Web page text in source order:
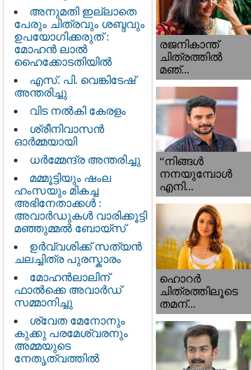
അനുമതി ഇല്ലാതെ
പേരും ചിത്രവും ശബ്ദവും
ഉപയോഗിക്കരുത് :
മോഹന്‍ ലാല്‍
ഹൈക്കോടതിയിൽ
എസ്. പി. വെങ്കിടേഷ്
അന്തരിച്ചു
വിട നല്‍കി കേരളം
ശ്രീനിവാസന്‍
ഓര്‍മ്മയായി
ധര്‍മ്മേന്ദ്ര അന്തരിച്ചു
മമ്മൂട്ടിയും ഷംല
ഹംസയും മികച്ച
അഭിനേതാക്കൾ :
അവാർഡുകൾ വാരിക്കൂട്ടി
മഞ്ഞുമ്മൽ ബോയ്സ്
ഉർവ്വശിക്ക് സത്യൻ
ചലച്ചിത്ര പുരസ്കാരം
മോഹൻലാലിന്
ഫാല്‍ക്കെ അവാര്‍ഡ്
സമ്മാനിച്ചു
ശ്വേത മേനോനും
കുക്കു പരമേശ്വരനും
അമ്മയുടെ
നേതൃത്വത്തിൽ
രജനികാന്ത്
ചിത്രത്തിൽ
മഞ്...
“നിങ്ങള്‍
നനയുമ്പോള്‍
എനി...
ഹൊറര്‍
ചിത്രത്തിലൂടെ
തമന്...